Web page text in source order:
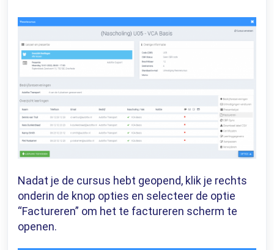
Nadat je de cursus hebt geopend, klik je rechts
onderin de knop opties en selecteer de optie
“Factureren” om het te factureren scherm te
openen.